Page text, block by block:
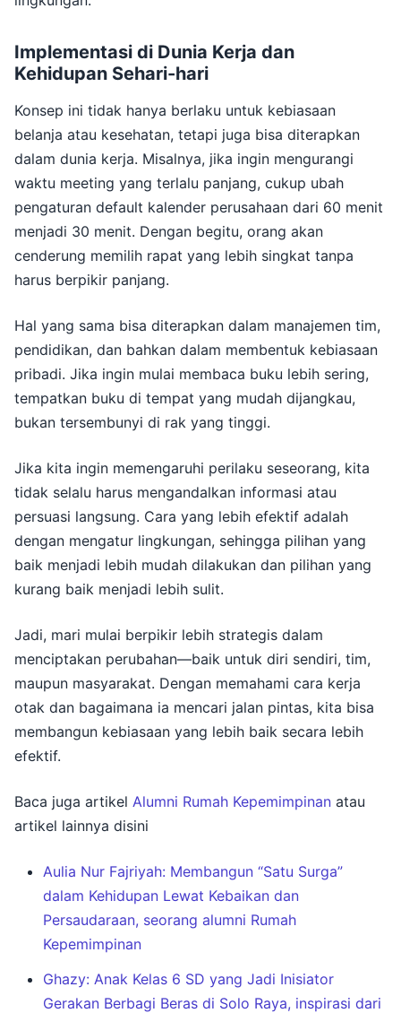
Implementasi di Dunia Kerja dan
Kehidupan Sehari-hari
Konsep ini tidak hanya berlaku untuk kebiasaan
belanja atau kesehatan, tetapi juga bisa diterapkan
dalam dunia kerja. Misalnya, jika ingin mengurangi
waktu meeting yang terlalu panjang, cukup ubah
pengaturan default kalender perusahaan dari 60 menit
menjadi 30 menit. Dengan begitu, orang akan
cenderung memilih rapat yang lebih singkat tanpa
harus berpikir panjang.
Hal yang sama bisa diterapkan dalam manajemen tim,
pendidikan, dan bahkan dalam membentuk kebiasaan
pribadi. Jika ingin mulai membaca buku lebih sering,
tempatkan buku di tempat yang mudah dijangkau,
bukan tersembunyi di rak yang tinggi.
Jika kita ingin memengaruhi perilaku seseorang, kita
tidak selalu harus mengandalkan informasi atau
persuasi langsung. Cara yang lebih efektif adalah
dengan mengatur lingkungan, sehingga pilihan yang
baik menjadi lebih mudah dilakukan dan pilihan yang
kurang baik menjadi lebih sulit.
Jadi, mari mulai berpikir lebih strategis dalam
menciptakan perubahan—baik untuk diri sendiri, tim,
maupun masyarakat. Dengan memahami cara kerja
otak dan bagaimana ia mencari jalan pintas, kita bisa
membangun kebiasaan yang lebih baik secara lebih
efektif.
Baca juga artikel Alumni Rumah Kepemimpinan atau
artikel lainnya disini
Aulia Nur Fajriyah: Membangun “Satu Surga”
dalam Kehidupan Lewat Kebaikan dan
Persaudaraan, seorang alumni Rumah
Kepemimpinan
Ghazy: Anak Kelas 6 SD yang Jadi Inisiator
Gerakan Berbagi Beras di Solo Raya, inspirasi dari